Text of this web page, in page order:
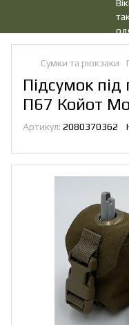
Сумки та рюкзаки
Підсумок
П67 Койот
Артикул: 2080370362